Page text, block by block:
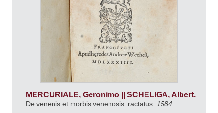
MERCURIALE, Geronimo || SCHELIGA, Albert.
De venenis et morbis venenosis tractatus. 1584.